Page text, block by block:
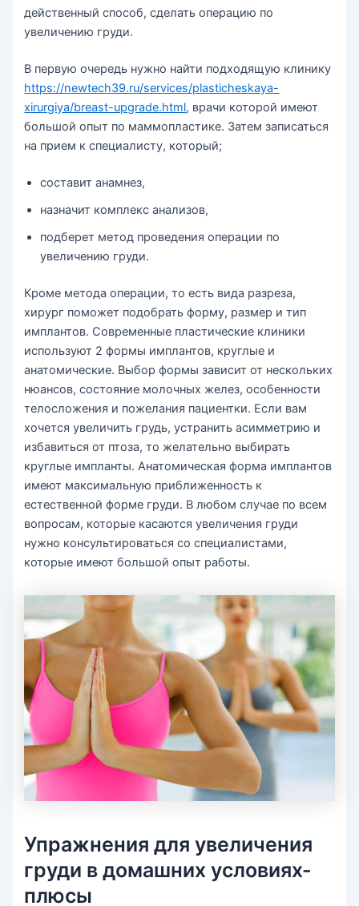
действенный способ, сделать операцию по
увеличению груди.
В первую очередь нужно найти подходящую клинику
https://newtech39.ru/services/plasticheskaya-
xirurgiya/breast-upgrade.html, врачи которой имеют
большой опыт по маммопластике. Затем записаться
на прием к специалисту, который;
составит анамнез,
назначит комплекс анализов,
подберет метод проведения операции по
увеличению груди.
Кроме метода операции, то есть вида разреза,
хирург поможет подобрать форму, размер и тип
имплантов. Современные пластические клиники
используют 2 формы имплантов, круглые и
анатомические. Выбор формы зависит от нескольких
нюансов, состояние молочных желез, особенности
телосложения и пожелания пациентки. Если вам
хочется увеличить грудь, устранить асимметрию и
избавиться от птоза, то желательно выбирать
круглые импланты. Анатомическая форма имплантов
имеют максимальную приближенность к
естественной форме груди. В любом случае по всем
вопросам, которые касаются увеличения груди
нужно консультироваться со специалистами,
которые имеют большой опыт работы.
Упражнения для увеличения
груди в домашних условиях-
плюсы